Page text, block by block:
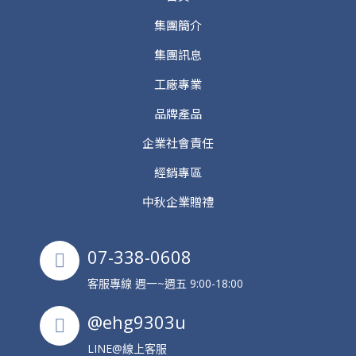
集團簡介
集團訊息
工廠專業
品牌產品
企業社會責任
經銷專區
中秋企業贈禮
07-338-0608
客服專線 週一~週五 9:00-18:00
@ehg9303u
LINE@線上客服